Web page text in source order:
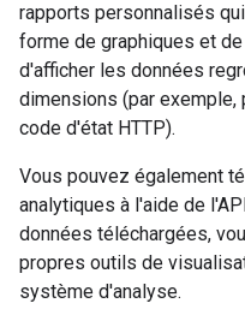
rapports personnalisés
forme de graphiques et
d'afficher les données
dimensions (par exemple,
code d'état HTTP).
Vous pouvez également
analytiques à l'aide de
données téléchargées,
propres outils de
système d'analyse.